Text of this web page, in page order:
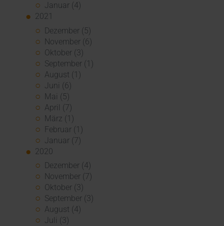
Januar (4)
2021
Dezember (5)
November (6)
Oktober (3)
September (1)
August (1)
Juni (6)
Mai (5)
April (7)
März (1)
Februar (1)
Januar (7)
2020
Dezember (4)
November (7)
Oktober (3)
September (3)
August (4)
Juli (3)